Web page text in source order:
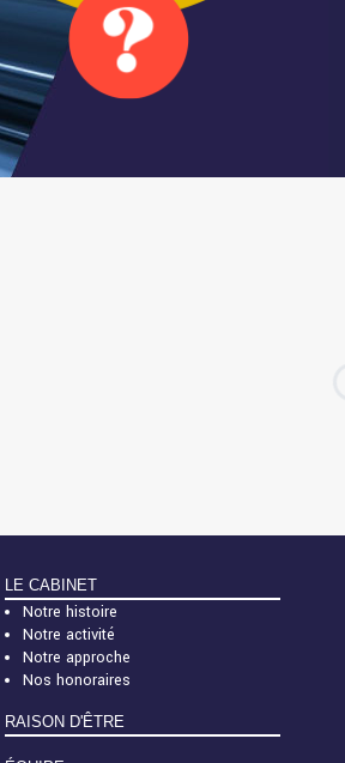
LE CABINET
Notre histoire
Notre activité
Notre approche
Nos honoraires
RAISON D'ÊTRE